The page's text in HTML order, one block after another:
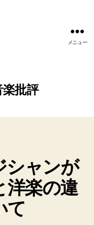
メニュー
楽批評
シャンが
洋楽の違
て